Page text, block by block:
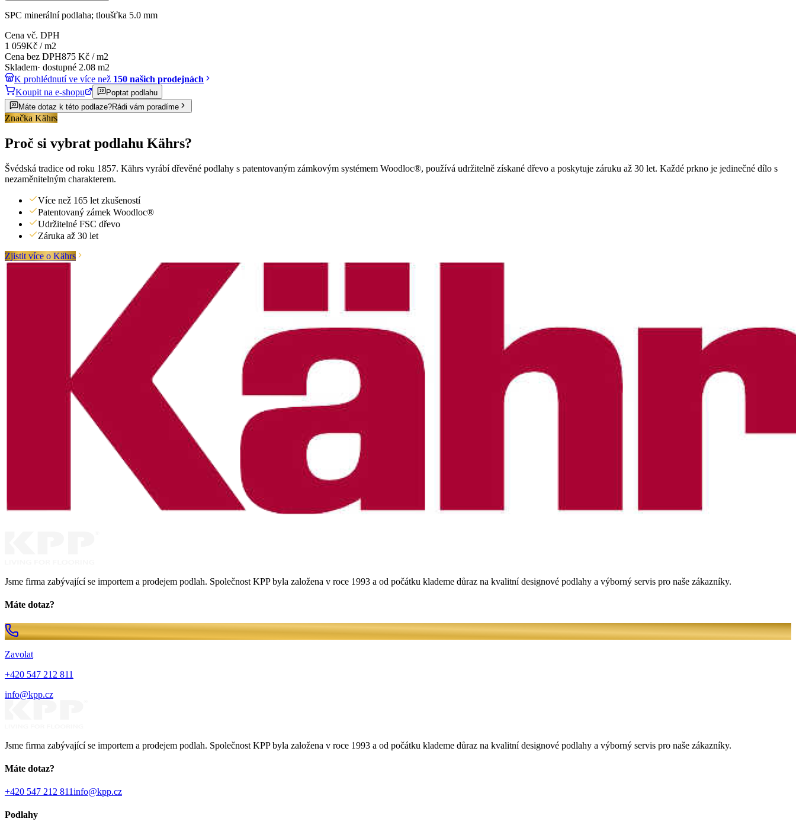
SPC minerální podlaha; tloušťka 5.0 mm
Cena vč. DPH
1 059Kč /m2
Cena bez DPH875 Kč /m2
Skladem· dostupné 2.08 m2
K prohlédnutí ve více než 150 našich prodejnách
Koupit na e-shopu
Poptat podlahu
Máte dotaz k této podlaze?Rádi vám poradíme
Značka Kährs
Proč si vybrat podlahu Kährs?
Švédská tradice od roku 1857. Kährs vyrábí dřevěné podlahy s patentovaným zámkovým systémem Woodloc®, používá udržitelně získané dřevo a poskytuje záruku až 30 let. Každé prkno je jedinečné dílo s
nezaměnitelným charakterem.
Více než 165 let zkušeností
Patentovaný zámek Woodloc®
Udržitelné FSC dřevo
Záruka až 30 let
Zjistit více o Kährs
Jsme firma zabývající se importem a prodejem podlah. Společnost KPP byla založena v roce 1993 a od počátku klademe důraz na kvalitní designové podlahy a výborný servis pro naše zákazníky.
Máte dotaz?
Zavolat
+420 547 212 811
info@kpp.cz
Jsme firma zabývající se importem a prodejem podlah. Společnost KPP byla založena v roce 1993 a od počátku klademe důraz na kvalitní designové podlahy a výborný servis pro naše zákazníky.
Máte dotaz?
+420 547 212 811info@kpp.cz
Podlahy